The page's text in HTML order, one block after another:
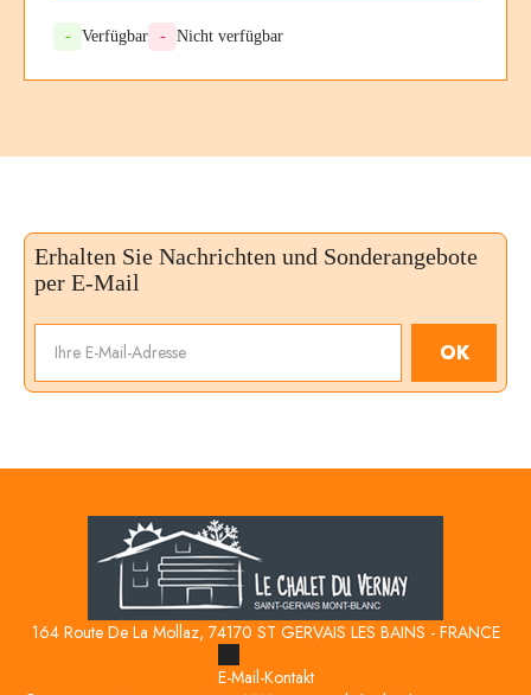
- Verfügbar - Nicht verfügbar
Erhalten Sie Nachrichten und Sonderangebote
per E-Mail
OK
164 Route De La Mollaz, 74170 ST GERVAIS LES BAINS - FRANCE
E-Mail-Kontakt